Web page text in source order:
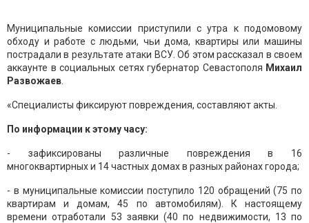
Муниципальные комиссии приступили с утра к подомовому
обходу и работе с людьми, чьи дома, квартиры или машины
пострадали в результате атаки ВСУ. Об этом рассказал в своем
аккаунте в социальных сетях губернатор Севастополя Михаил
Развожаев
«Специалисты фиксируют повреждения, составляют акты.
По информации к этому часу:
- зафиксированы различные повреждения в 16
многоквартирных и 14 частных домах в разных районах города;
- в муниципальные комиссии поступило 120 обращений (75 по
квартирам и домам, 45 по автомобилям). К настоящему
времени отработали 53 заявки (40 по недвижимости, 13 по